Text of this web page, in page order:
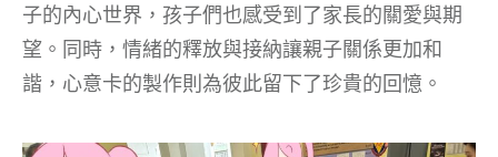
子的內心世界，孩子們也感受到了家長的關愛與期
望。同時，情緒的釋放與接納讓親子關係更加和
諧，心意卡的製作則為彼此留下了珍貴的回憶。